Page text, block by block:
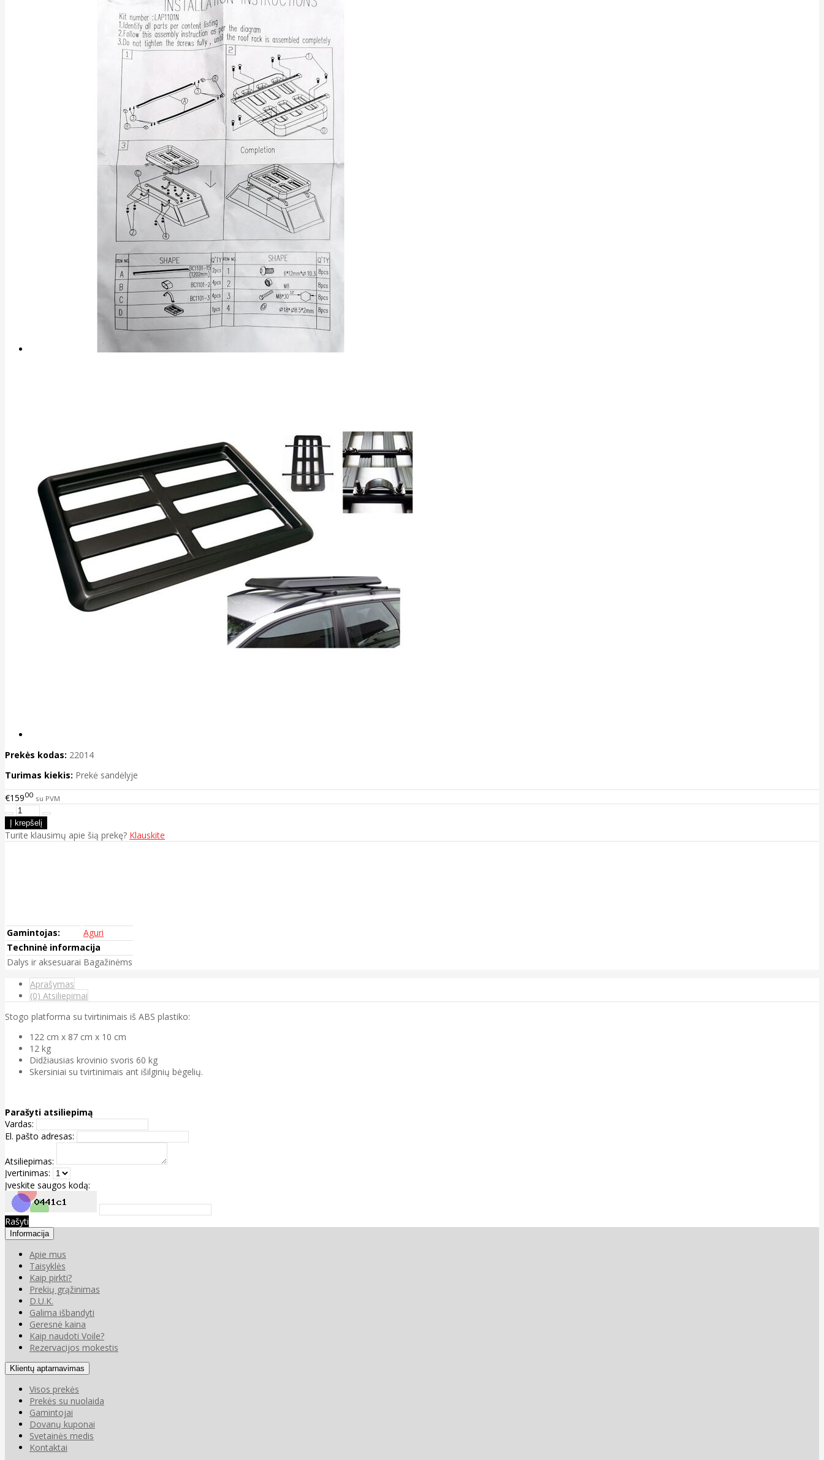
Prekės kodas: 22014
Turimas kiekis: Prekė sandėlyje
€15900 su PVM
Turite klausimų apie šią prekę? Klauskite
Gamintojas:
Aguri
Techninė informacija
Dalys ir aksesuarai Bagažinėms
Aprašymas
(0) Atsiliepimai
Stogo platforma su tvirtinimais iš ABS plastiko:
122 cm x 87 cm x 10 cm
12 kg
Didžiausias krovinio svoris 60 kg
Skersiniai su tvirtinimais ant išilginių bėgelių.
Parašyti atsiliepimą
Vardas:
El. pašto adresas:
Atsiliepimas:
Įvertinimas:
Įveskite saugos kodą:
Rašyti
Informacija
Apie mus
Taisyklės
Kaip pirkti?
Prekių grąžinimas
D.U.K.
Galima išbandyti
Geresnė kaina
Kaip naudoti Voile?
Rezervacijos mokestis
Klientų aptarnavimas
Visos prekės
Prekės su nuolaida
Gamintojai
Dovanų kuponai
Svetainės medis
Kontaktai